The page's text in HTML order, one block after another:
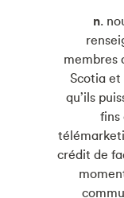
n.
membres
Scotia et
qu’ils
fins
crédit de